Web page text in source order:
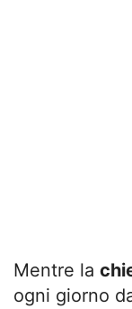
Mentre la
ogni giorno